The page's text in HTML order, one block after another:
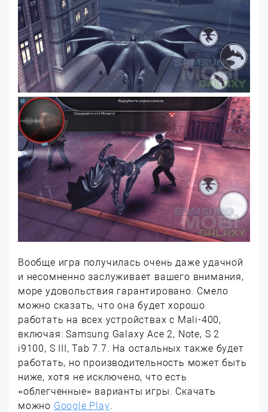
Вообще игра получилась очень даже удачной
и несомненно заслуживает вашего внимания,
море удовольствия гарантировано. Смело
можно сказать, что она будет хорошо
работать на всех устройствах с Mali-400,
включая: Samsung Galaxy Ace 2, Note, S 2
i9100, S III, Tab 7.7. На остальных также будет
работать, но производительность может быть
ниже, хотя не исключено, что есть
«облегченные» варианты игры. Скачать
можно Google Play